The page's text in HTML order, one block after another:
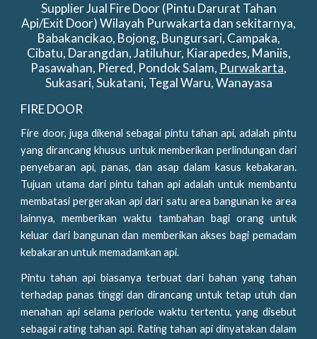
Supplier Jual Fire Door (Pintu Darurat Tahan
Api/Exit Door) Wilayah Purwakarta dan sekitarnya,
Babakancikao, Bojong, Bungursari, Campaka,
Cibatu, Darangdan, Jatiluhur, Kiarapedes, Maniis,
Pasawahan, Piered, Pondok Salam, Purwakarta,
Sukasari, Sukatani, Tegal Waru, Wanayasa
FIRE DOOR
Fire door, juga dikenal sebagai pintu tahan api, adalah pintu
yang dirancang khusus untuk memberikan perlindungan dari
penyebaran api, panas, dan asap dalam kasus kebakaran.
Tujuan utama dari pintu tahan api adalah untuk membantu
membatasi pergerakan api dari satu area bangunan ke area
lainnya, memberikan waktu tambahan bagi orang untuk
keluar dari bangunan dan memberikan akses bagi pemadam
kebakaran untuk memadamkan api.
Pintu tahan api biasanya terbuat dari bahan yang tahan
terhadap panas tinggi dan dirancang untuk tetap utuh dan
menahan api selama periode waktu tertentu, yang disebut
sebagai rating tahan api. Rating tahan api dinyatakan dalam